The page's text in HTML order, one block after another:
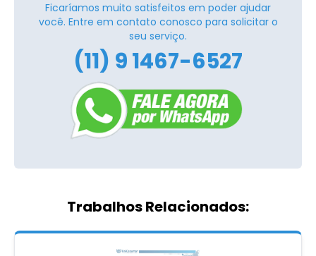
Ficaríamos muito satisfeitos em poder ajudar
você. Entre em contato conosco para solicitar o
seu serviço.
(11) 9 1467-6527
Trabalhos Relacionados: